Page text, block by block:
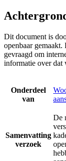
Dit document is
openbaar
gevraagd om
informatie over dat
Onderdeel
van
Samenvatting
verzoek
De